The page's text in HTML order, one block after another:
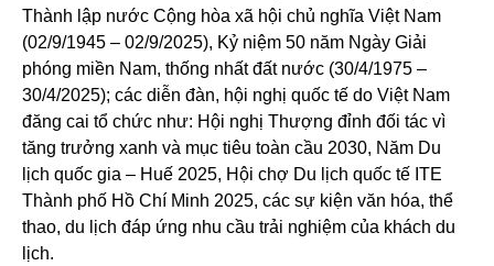
Thành lập nước Cộng hòa xã hội chủ nghĩa Việt Nam
(02/9/1945 – 02/9/2025), Kỷ niệm 50 năm Ngày Giải
phóng miền Nam, thống nhất đất nước (30/4/1975 –
30/4/2025); các diễn đàn, hội nghị quốc tế do Việt Nam
đăng cai tổ chức như: Hội nghị Thượng đỉnh đối tác vì
tăng trưởng xanh và mục tiêu toàn cầu 2030, Năm Du
lịch quốc gia – Huế 2025, Hội chợ Du lịch quốc tế ITE
Thành phố Hồ Chí Minh 2025, các sự kiện văn hóa, thể
thao, du lịch đáp ứng nhu cầu trải nghiệm của khách du
lịch.